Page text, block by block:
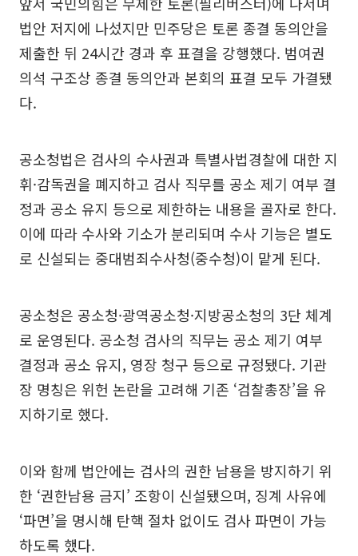
법안 저지에 나섰지만 민주당은 토론 종결 동의안을
제출한 뒤 24시간 경과 후 표결을 강행했다. 범여권
의석 구조상 종결 동의안과 본회의 표결 모두 가결됐
다.
공소청법은 검사의 수사권과 특별사법경찰에 대한 지
휘·감독권을 폐지하고 검사 직무를 공소 제기 여부 결
정과 공소 유지 등으로 제한하는 내용을 골자로 한다.
이에 따라 수사와 기소가 분리되며 수사 기능은 별도
로 신설되는 중대범죄수사청(중수청)이 맡게 된다.
공소청은 공소청·광역공소청·지방공소청의 3단 체계
로 운영된다. 공소청 검사의 직무는 공소 제기 여부
결정과 공소 유지, 영장 청구 등으로 규정됐다. 기관
장 명칭은 위헌 논란을 고려해 기존 ‘검찰총장’을 유
지하기로 했다.
이와 함께 법안에는 검사의 권한 남용을 방지하기 위
한 ‘권한남용 금지’ 조항이 신설됐으며, 징계 사유에
‘파면’을 명시해 탄핵 절차 없이도 검사 파면이 가능
하도록 했다.